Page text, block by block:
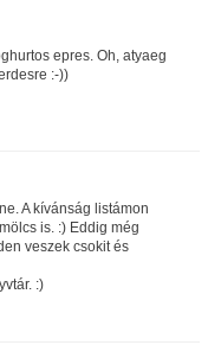
epres. Oh, atyaeg
:-))
A kívánság listámon
is. :) Eddig még
veszek csokit és
:)